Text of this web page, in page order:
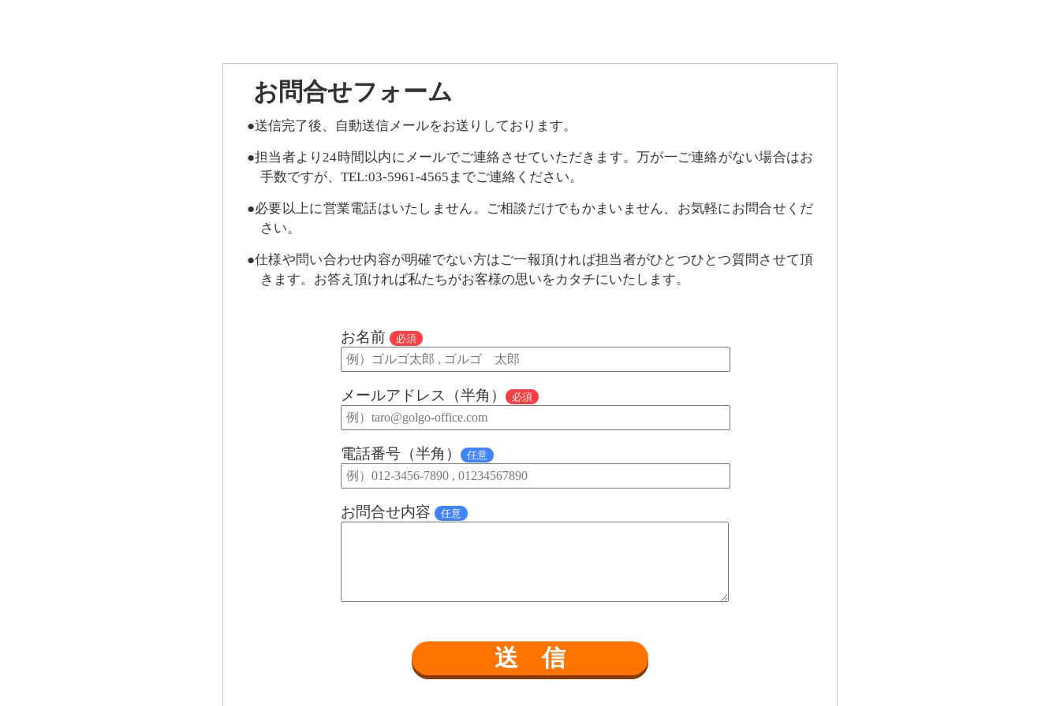
お問合せフォーム
●送信完了後、自動送信メールをお送りしております。
●担当者より24時間以内にメールでご連絡させていただきます。万が一ご連絡がない場合はお
手数ですが、TEL:03-5961-4565までご連絡ください。
●必要以上に営業電話はいたしません。ご相談だけでもかまいません、お気軽にお問合せくだ
さい。
●仕様や問い合わせ内容が明確でない方はご一報頂ければ担当者がひとつひとつ質問させて頂
きます。お答え頂ければ私たちがお客様の思いをカタチにいたします。
お名前 必須
メールアドレス（半角） 必須
電話番号（半角） 任意
お問合せ内容 任意